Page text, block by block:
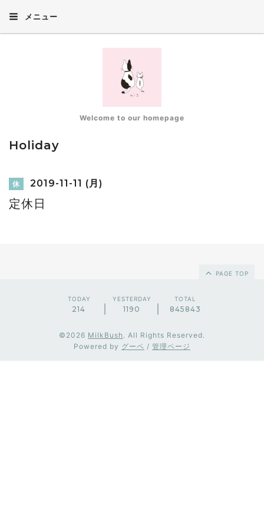
メニュー
Welcome to our homepage
Holiday
休 2019-11-11 (月)
定休日
PAGE TOP
TODAY
214
YESTERDAY
1190
TOTAL
845843
©2026 MilkBush . All Rights Reserved.
Powered by グーペ / 管理ページ